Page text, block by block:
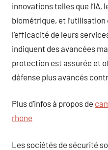
innovations telles que l’IA,
biométrique, et
l’efficacité de leurs
indiquent des avancées
protection est assurée et
défense plus avancés
Plus d’infos à propos de
rhone
Les sociétés de sécurité